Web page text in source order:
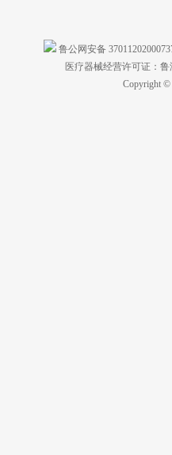
鲁公网安备
医疗器械经营许可证：
Copyright